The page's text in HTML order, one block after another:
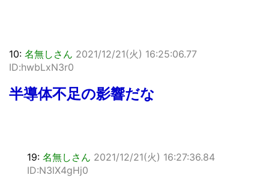
10: 名無しさん 2021/12/21(火) 16:25:06.77
ID:hwbLxN3r0
半導体不足の影響だな
19: 名無しさん 2021/12/21(火) 16:27:36.84
ID:N3lX4gHj0